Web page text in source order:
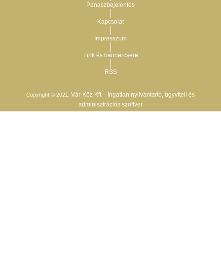
Panaszbejelentés
Kapcsolat
Impresszum
Link és bannercsere
RSS
Copyright © 2021. Vár-Köz Kft. - Ingatlan nyilvántartó, ügyviteli és
adminisztrációs szoftver